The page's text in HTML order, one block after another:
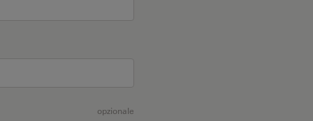
opzionale